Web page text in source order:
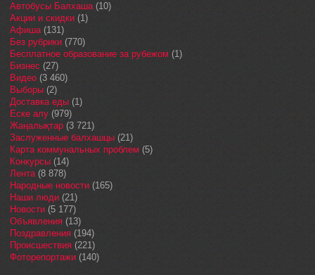
Автобусы Балхаша(10)
Акции и скидки (1)
Афиша(131)
Без рубрики (770)
Бесплатное образование за рубежом (1)
Бизнес (27)
Видео (3 460)
Выборы (2)
Доставка еды (1)
Еске алу (979)
Жаңалықтар (3 721)
Заслуженные балхашцы (21)
Карта коммунальных проблем (5)
Конкурсы (14)
Лента(8 878)
Народные новости (165)
Наши люди (21)
Новости (5 177)
Объявления (13)
Поздравления (194)
Происшествия (221)
Фоторепортажи (140)